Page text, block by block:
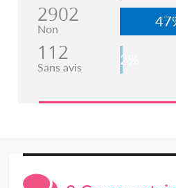
2902
Non
112
Sans avis 2%